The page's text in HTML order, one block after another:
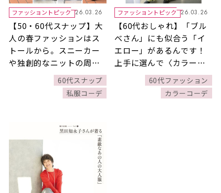
ファッショントピック 26.03.26
【50・60代スナップ】大
人の春ファッションはス
トールから。スニーカー
や独創的なニットの周り
と差がつくスタイルも！
60代スナップ
私服コーデ
ファッショントピック 26.03.26
【60代おしゃれ】「ブル
べさん」にも似合う「イ
エロー」があるんです！
上手に選んで〈カラーフ
ァッション〉を楽しみま
しょう♪
60代ファッション
カラーコーデ